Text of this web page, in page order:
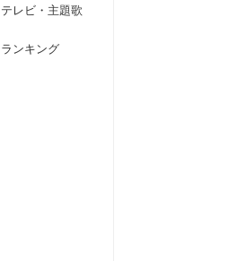
テレビ・主題歌
ランキング